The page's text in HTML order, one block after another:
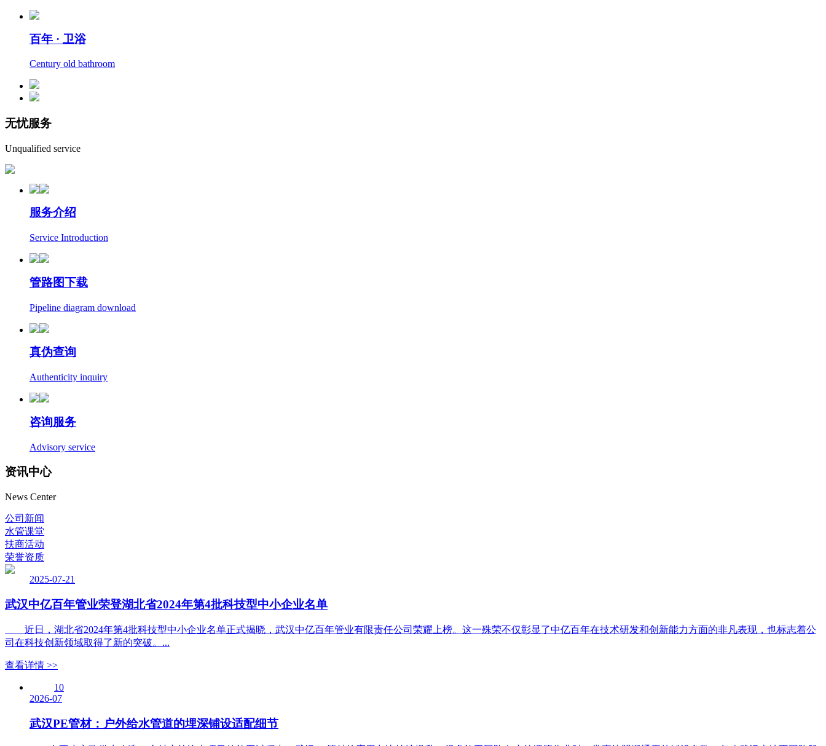
百年 · 卫浴
Century old bathroom
无忧服务
Unqualified service
服务介绍
Service Introduction
管路图下载
Pipeline diagram download
真伪查询
Authenticity inquiry
咨询服务
Advisory service
资讯中心
News Center
公司新闻
水管课堂
扶商活动
荣誉资质
2025-07-21
武汉中亿百年管业荣登湖北省2024年第4批科技型中小企业名单
近日，湖北省2024年第4批科技型中小企业名单正式揭晓，武汉中亿百年管业有限责任公司荣耀上榜。这一殊荣不仅彰显了中亿百年在技术研发和创新能力方面的非凡表现，也标志着公
司在科技创新领域取得了新的突破。...
查看详情 >>
10
2026-07
武汉PE管材：户外给水管道的埋深铺设适配细节